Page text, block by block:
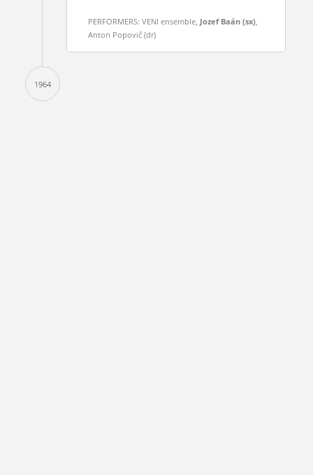
PERFORMERS: VENI ensemble, Jozef Baán (sx),
Anton Popovič (dr)
1964